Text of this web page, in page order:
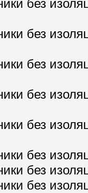
без
без
без
без
без
без
без
без